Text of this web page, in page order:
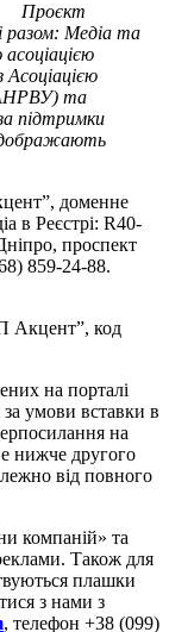
Проєкт
разом: Медіа та
Асоціацією
та
підтримки
доменне
в Реєстрі: R40-
проспект
859-24-88.
Акцент”, код
на порталі
умови вставки в
на
нижче другого
від повного
компаній» та
Також для
плашки
з нами з
, телефон +38 (099)